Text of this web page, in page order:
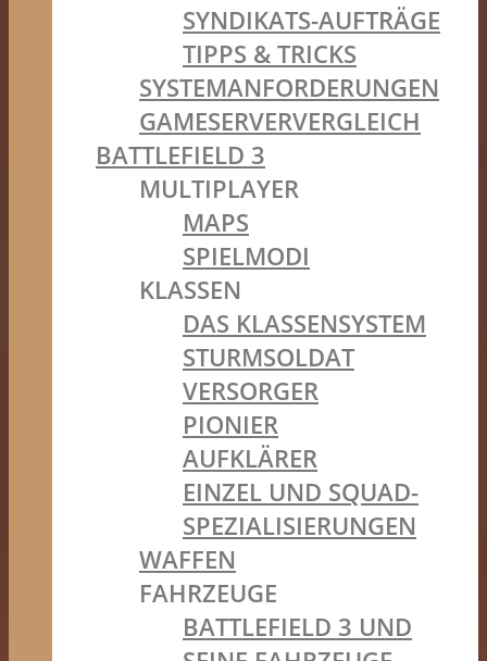
SYNDIKATS-AUFTRÄGE
TIPPS & TRICKS
SYSTEMANFORDERUNGEN
GAMESERVERVERGLEICH
BATTLEFIELD 3
MULTIPLAYER
MAPS
SPIELMODI
KLASSEN
DAS KLASSENSYSTEM
STURMSOLDAT
VERSORGER
PIONIER
AUFKLÄRER
EINZEL UND SQUAD-
SPEZIALISIERUNGEN
WAFFEN
FAHRZEUGE
BATTLEFIELD 3 UND